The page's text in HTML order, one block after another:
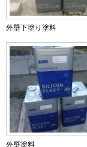
外壁下塗り塗料
外壁塗料